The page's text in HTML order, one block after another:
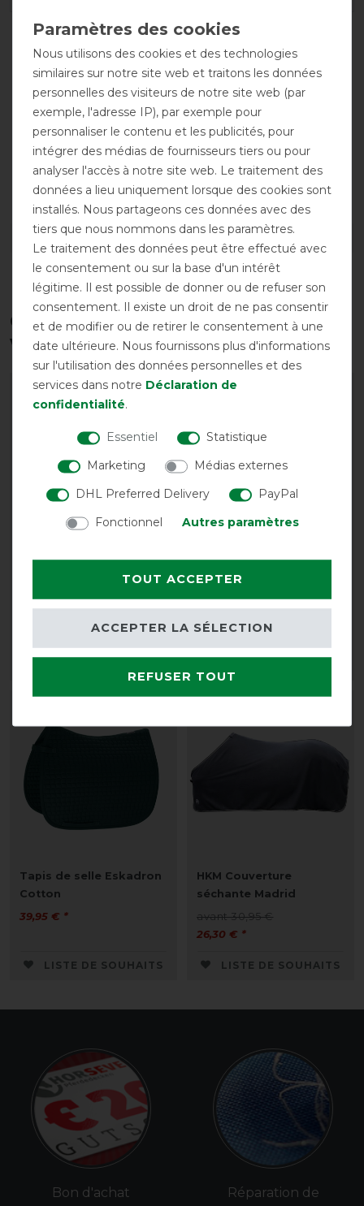
Respirant
Deux
sursangles
croisées
DÉTAILS SUR LA SÉCURITÉ DES PRODUITS
Ces produits pourraient également
vous intéresser
-15%
Chemise séchante HKM
Alaska - gris clair/bleu
-15%
Chemise séchante HKM
Alaska - rouge
avant 31,95 €
Tapis de selle Eskadron
Cotton
39,95 € *
LISTE DE SOUHAITS
HKM Couverture
séchante Madrid
avant 30,95 €
26,30 € *
LISTE DE SOUHAITS
Bon d'achat
Réparation de
Nous utilisons des cookies et des technologies
similaires sur notre site web et traitons les données
personnelles des visiteurs de notre site web (par
exemple, l'adresse IP), par exemple pour
personnaliser le contenu et les publicités, pour
intégrer des médias de fournisseurs tiers ou pour
analyser l'accès à notre site web. Le traitement des
données a lieu uniquement lorsque des cookies sont
installés. Nous partageons ces données avec des
tiers que nous nommons dans les paramètres.
Le traitement des données peut être effectué avec
le consentement ou sur la base d'un intérêt
légitime. Il est possible de donner ou de refuser son
consentement. Il existe un droit de ne pas consentir
et de modifier ou de retirer le consentement à une
date ultérieure. Nous fournissons plus d'informations
sur l'utilisation des données personnelles et des
services dans notre Déclaration de
confidentialité.
Essentiel
Statistique
Marketing
Médias externes
DHL Preferred Delivery
PayPal
Fonctionnel
Autres paramètres
TOUT ACCEPTER
REFUSER TOUT
ACCEPTER LA SÉLECTION